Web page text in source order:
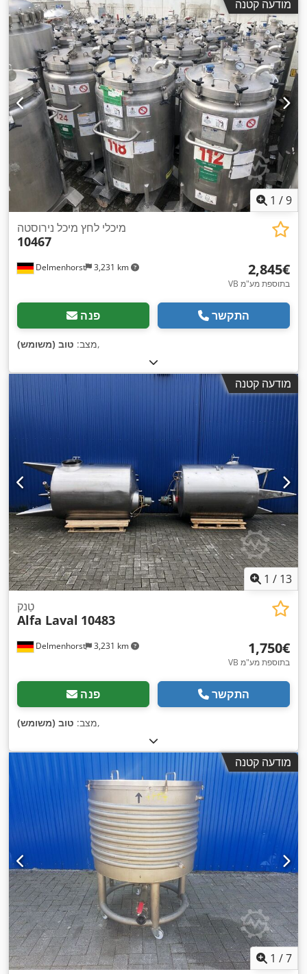
מודעה קטנה
1 /9
Delmenhorst 3,231 km
מיכלי לחץ מיכל נירוסטה
10467
‏2,845 ‏€
VB בתוספת מע"מ
פנה התקשר
מצב: טוב (משומש) ,
מודעה קטנה
1 / 13
Delmenhorst 3,231 km
טַנק
Alfa Laval 10483
‏1,750 ‏€
VB בתוספת מע"מ
פנה התקשר
מצב: טוב (משומש) ,
מודעה קטנה
1 /7